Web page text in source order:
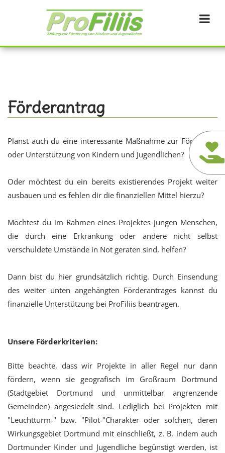
Förderantrag
Planst auch du eine interessante Maßnahme zur Förderung
oder Unterstützung von Kindern und Jugendlichen?
Oder möchtest du ein bereits existierendes Projekt weiter
ausbauen und es fehlen dir die finanziellen Mittel hierzu?
Möchtest du im Rahmen eines Projektes jungen Menschen,
die durch eine Erkrankung oder andere nicht selbst
verschuldete Umstände in Not geraten sind, helfen?
Dann bist du hier grundsätzlich richtig. Durch Einsendung
des weiter unten angehängten Förderantrages kannst du
finanzielle Unterstützung bei ProFiliis beantragen.
Unsere Förderkriterien:
Bitte beachte, dass wir Projekte in aller Regel nur dann
fördern, wenn sie geografisch im Großraum Dortmund
(Stadtgebiet Dortmund und unmittelbar angrenzende
Gemeinden) angesiedelt sind. Lediglich bei Projekten mit
"Leuchtturm-" bzw. "Pilot-"Charakter oder solchen, deren
Wirkungsgebiet Dortmund mit einschließt, z. B. indem auch
Dortmunder Kinder und Jugendliche begünstigt werden, ist